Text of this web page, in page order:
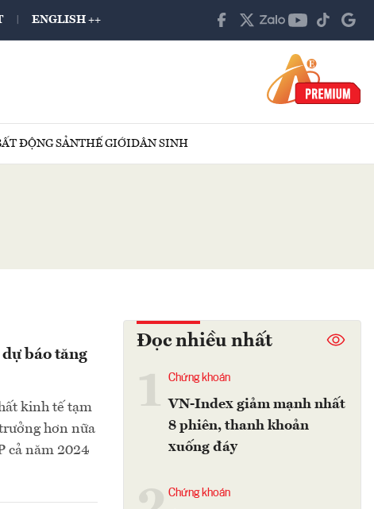
ENGLISH ++
ĐỘNG SẢNTHẾ GIỚIDÂN SINH
báo tăng
kinh tế tạm
hơn nữa
cả năm 2024
Đọc nhiều nhất
Chứng khoán
VN-Index giảm mạnh nhất
8 phiên, thanh khoản
xuống đáy
Chứng khoán